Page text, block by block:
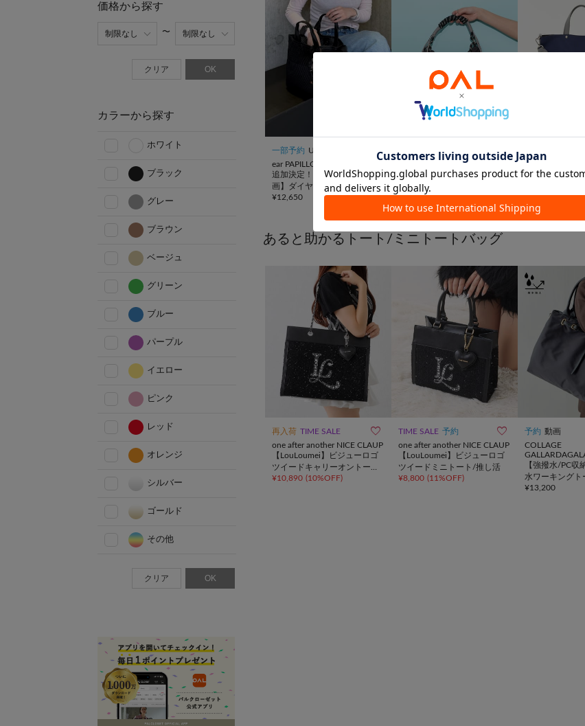
一部予約 UNISEX 
ear PAPILLONNER
追加決定！【ouchi/ほし企
画】ダイヤメッシュ2WAYト
ートバッグ Sサイズ
¥12,650
TIME SALE WEB限定 
【WEB限定】撥水ナイロン
ハーフムーン2WAYBAG
¥3,300 (50%OFF)
russet
【撥水】スリム
¥25,300
あると助かるトート/ミニトートバッグ
再入荷 TIME SALE 
one after another NICE CLAUP
【LouLoumei】ビジューロゴ
ツイードキャリーオントー
ト/推し活
¥10,890 (10%OFF)
TIME SALE 予約 
one after another NICE CLAUP
【LouLoumei】ビジューロゴ
ツイードミニトート/推し活
¥8,800 (11%OFF)
予約 動画
COLLAGE
【強撥水/PC
水ワーキングト
¥13,200
価格から探す
クリア OK
カラーから探す
ホワイト
ブラック
グレー
ブラウン
ベージュ
グリーン
ブルー
パープル
イエロー
ピンク
レッド
オレンジ
シルバー
ゴールド
その他
クリア OK